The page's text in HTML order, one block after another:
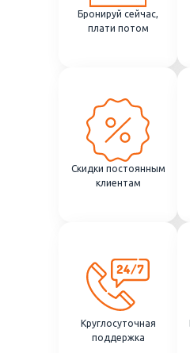
Бронируй сейчас,
плати потом
Скидки постоянным
клиентам
Круглосуточная
поддержка